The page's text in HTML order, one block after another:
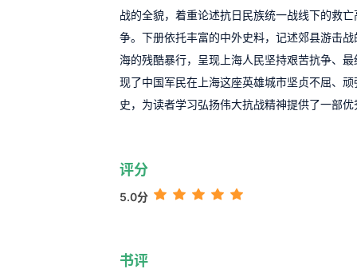
战的全貌，着重论述抗日民族统一战线下的救
争。下册依托丰富的中外史料，记述郊县游击
海的残酷暴行，呈现上海人民坚持艰苦抗争、
现了中国军民在上海这座英雄城市坚贞不屈、
史，为读者学习弘扬伟大抗战精神提供了一部优
评分
5.0分
书评